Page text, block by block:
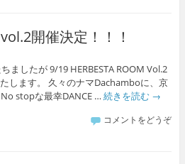
開催決定！！！
ましたが 9/19 HERBESTA ROOM Vol.2
します。 久々のナマDachamboに、京
stopな最幸DANCE … 続きを読む →
コメントをどうぞ